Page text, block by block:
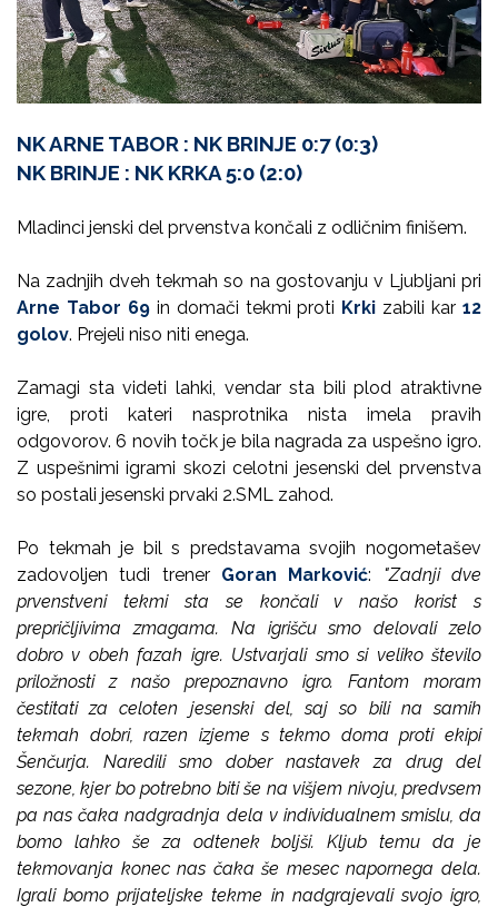
NK ARNE TABOR : NK BRINJE 0:7 (0:3)
NK BRINJE : NK KRKA 5:0 (2:0)
Mladinci jenski del prvenstva končali z odličnim finišem.
Na zadnjih dveh tekmah so na gostovanju v Ljubljani pri
Arne Tabor 69in domači tekmi proti Krki zabili kar12
golov. Prejeli niso niti enega.
Zamagi sta videti lahki, vendar sta bili plod atraktivne
igre, proti kateri nasprotnika nista imela pravih
odgovorov. 6 novih točk je bila nagrada za uspešno igro.
Z uspešnimi igrami skozi celotni jesenski del prvenstva
so postali jesenski prvaki 2.SML zahod.
Po tekmah je bil s predstavama svojih nogometašev
zadovoljen tudi trener Goran Marković: "Zadnji dve
prvenstveni tekmi sta se končali v našo korist s
prepričljivima zmagama. Na igrišču smo delovali zelo
dobro v obeh fazah igre. Ustvarjali smo si veliko število
priložnosti z našo prepoznavno igro. Fantom moram
čestitati za celoten jesenski del, saj so bili na samih
tekmah dobri, razen izjeme s tekmo doma proti ekipi
Šenčurja. Naredili smo dober nastavek za drug del
sezone, kjer bo potrebno biti še na višjem nivoju, predvsem
pa nas čaka nadgradnja dela v individualnem smislu, da
bomo lahko še za odtenek boljši. Kljub temu da je
tekmovanja konec nas čaka še mesec napornega dela.
Igrali bomo prijateljske tekme in nadgrajevali svojo igro,